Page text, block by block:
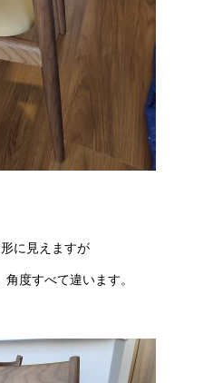
に見えますが
度すべて違います。